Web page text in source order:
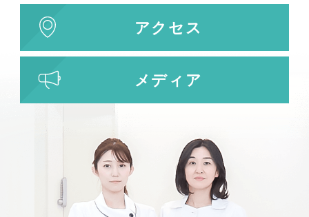
アクセス
メディア